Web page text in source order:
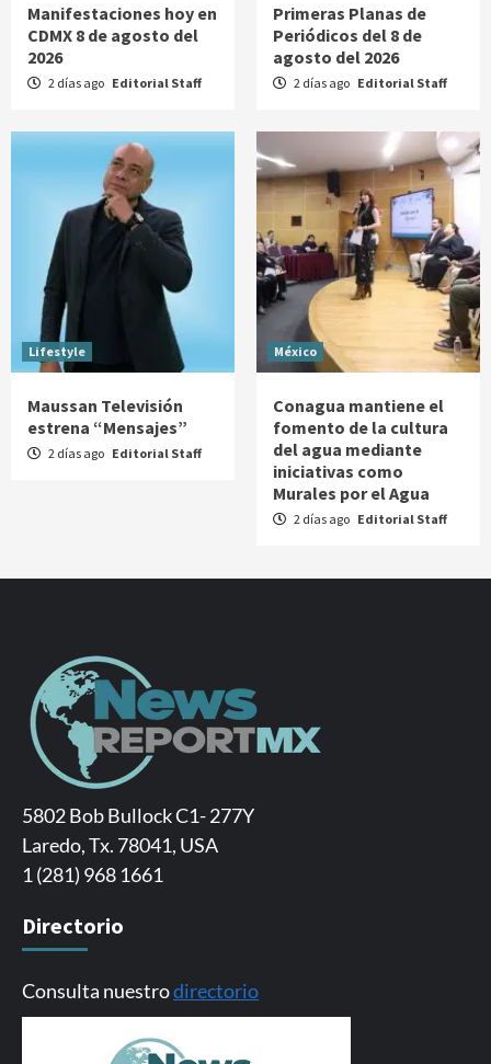
Manifestaciones hoy en
CDMX 8 de agosto del
2026
2 días ago Editorial Staff
Primeras Planas de
Periódicos del 8 de
agosto del 2026
2 días ago Editorial Staff
Lifestyle
Maussan Televisión
estrena “Mensajes”
2 días ago Editorial Staff
México
Conagua mantiene el
fomento de la cultura
del agua mediante
iniciativas como
Murales por el Agua
2 días ago Editorial Staff
5802 Bob Bullock C1- 277Y
Laredo, Tx. 78041, USA
1 (281) 968 1661
Directorio
Consulta nuestrodirectorio